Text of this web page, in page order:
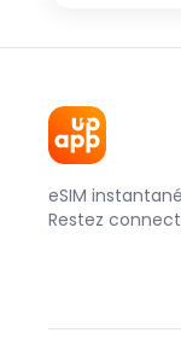
eSIM
Restez